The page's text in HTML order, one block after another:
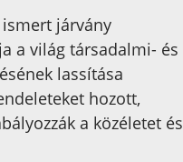
ismert járvány
a világ társadalmi- és
lassítása
hozott,
a közéletet és